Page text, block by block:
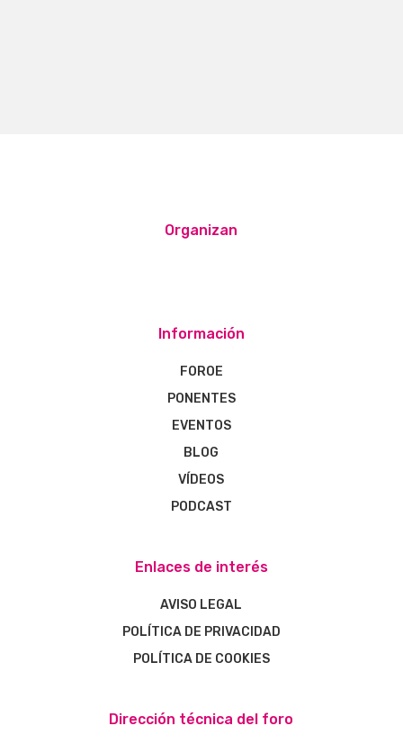
Organizan
Información
FOROE
PONENTES
EVENTOS
BLOG
VÍDEOS
PODCAST
Enlaces de interés
AVISO LEGAL
POLÍTICA DE PRIVACIDAD
POLÍTICA DE COOKIES
Dirección técnica del foro